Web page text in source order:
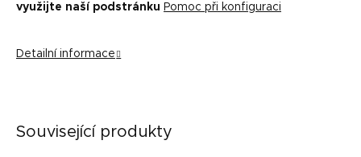
využijte naší podstránku Pomoc při konfiguraci
Detailní informace
Související produkty